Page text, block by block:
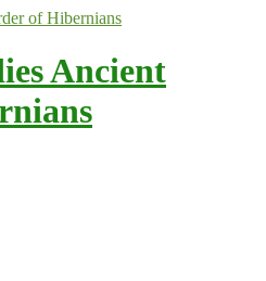
Ancient